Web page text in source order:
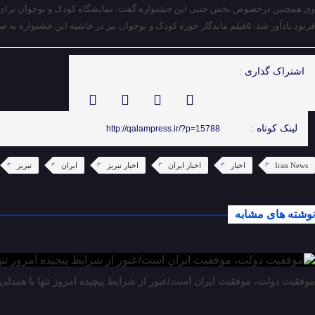
وی همچنین درخصوص بخش جنبی این جشنواره گفت: نمایشگاه کودک و نوجوان برای
فرنود یادآور شد: ۵فیلم ماندگار حوزه کودک و نوجوان نیز در حاشیه این جشنواره به صورت رایگان جهت ایجاد فضای نشاط‌انگیز بین خانواده‌ها در پارک‌ها یا فضاهای دیگر شهری اکران خواهند شد.
اشتراک گذاری :
لینک کوتاه : http://qalampress.ir/?p=15788
Iran News اخبار اخبار ایران اخبار تبریز ایران تبریز
نوشته های مشابه
موفقیت دولت، موفقیت ایران است/عبور از شرایط پیچیده امروز تنها با